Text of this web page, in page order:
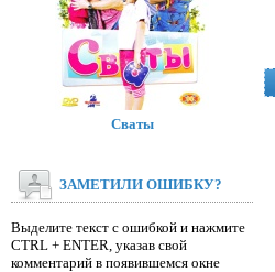
Сваты
ЗАМЕТИЛИ ОШИБКУ?
Выделите текст с ошибкой и нажмите
CTRL + ENTER, указав свой
комментарий в появившемся окне